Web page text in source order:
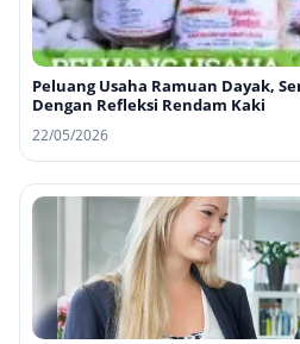
Peluang Usaha Ramuan Dayak,
Dengan Refleksi Rendam Kaki
22/05/2026